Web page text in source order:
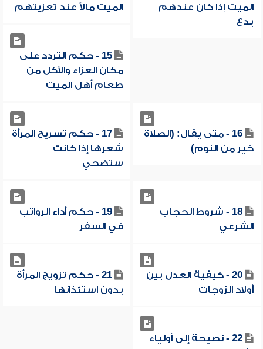
الميت إذا كان عندهم
بدع
الميت مالاً عند تعزيتهم
15 - حكم التردد على
مكان العزاء والأكل من
طعام أهل الميت
16 - متى يقال: (الصلاة
خير من النوم)
17 - حكم تسريح المرأة
شعرها إذا كانت
ستضحي
18 - شروط الحجاب
الشرعي
19 - حكم أداء الرواتب
في السفر
20 - كيفية العدل بين
أولاد الزوجات
21 - حكم تزويج المرأة
بدون استئذانها
22 - نصيحة إلى أولياء